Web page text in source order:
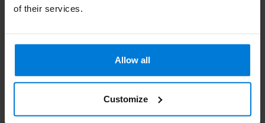
of their services.
Allow all
Customize